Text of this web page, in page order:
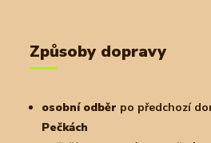
Způsoby dopravy
osobní odběr po předchozí
Pečkách